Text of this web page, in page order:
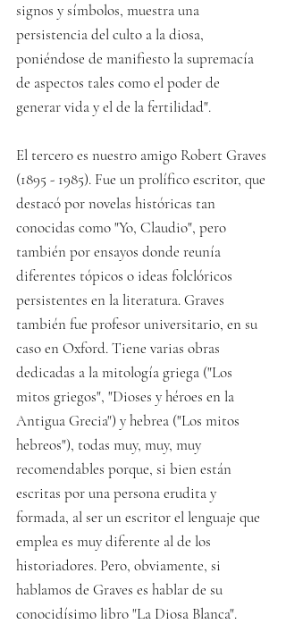
signos y símbolos, muestra una
persistencia del culto a la diosa,
poniéndose de manifiesto la supremacía
de aspectos tales como el poder de
generar vida y el de la fertilidad".
El tercero es nuestro amigo Robert Graves
(1895 - 1985). Fue un prolífico escritor, que
destacó por novelas históricas tan
conocidas como "Yo, Claudio", pero
también por ensayos donde reunía
diferentes tópicos o ideas folclóricos
persistentes en la literatura. Graves
también fue profesor universitario, en su
caso en Oxford. Tiene varias obras
dedicadas a la mitología griega ("Los
mitos griegos", "Dioses y héroes en la
Antigua Grecia") y hebrea ("Los mitos
hebreos"), todas muy, muy, muy
recomendables porque, si bien están
escritas por una persona erudita y
formada, al ser un escritor el lenguaje que
emplea es muy diferente al de los
historiadores. Pero, obviamente, si
hablamos de Graves es hablar de su
conocidísimo libro "La Diosa Blanca".